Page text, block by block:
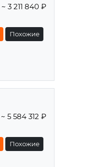
~ 3 211 840 ₽
Похожие
~ 5 584 312 ₽
Похожие